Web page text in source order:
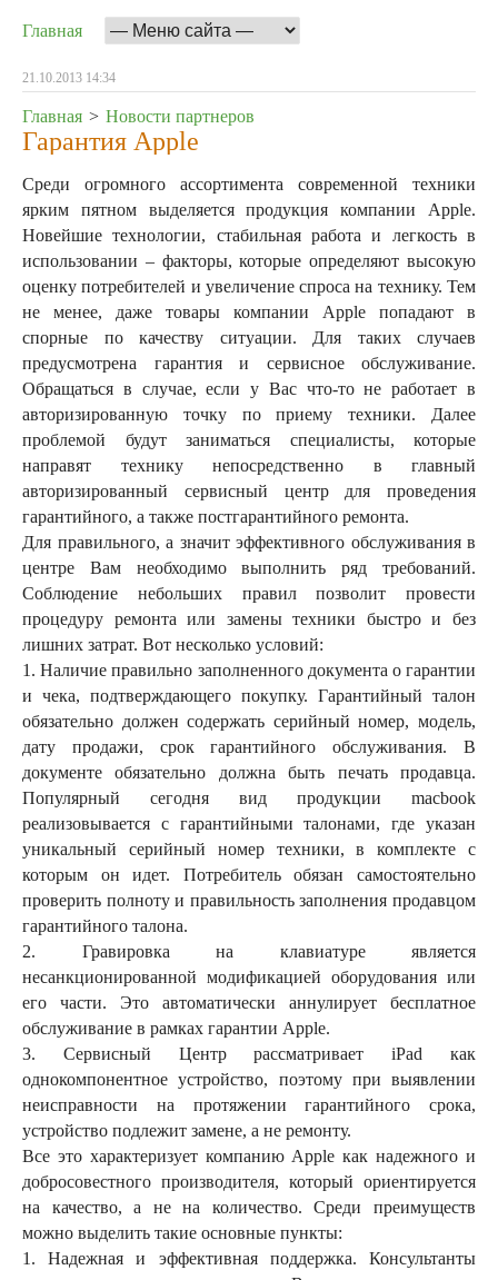
Главная
21.10.2013 14:34
Главная > Новости партнеров
Гарантия Apple
Среди огромного ассортимента современной техники
ярким пятном выделяется продукция компании Apple.
Новейшие технологии, стабильная работа и легкость в
использовании – факторы, которые определяют высокую
оценку потребителей и увеличение спроса на технику. Тем
не менее, даже товары компании Apple попадают в
спорные по качеству ситуации. Для таких случаев
предусмотрена гарантия и сервисное обслуживание.
Обращаться в случае, если у Вас что-то не работает в
авторизированную точку по приему техники. Далее
проблемой будут заниматься специалисты, которые
направят технику непосредственно в главный
авторизированный сервисный центр для проведения
гарантийного, а также постгарантийного ремонта.
Для правильного, а значит эффективного обслуживания в
центре Вам необходимо выполнить ряд требований.
Соблюдение небольших правил позволит провести
процедуру ремонта или замены техники быстро и без
лишних затрат. Вот несколько условий:
1. Наличие правильно заполненного документа о гарантии
и чека, подтверждающего покупку. Гарантийный талон
обязательно должен содержать серийный номер, модель,
дату продажи, срок гарантийного обслуживания. В
документе обязательно должна быть печать продавца.
Популярный сегодня вид продукции macbook
реализовывается с гарантийными талонами, где указан
уникальный серийный номер техники, в комплекте с
которым он идет. Потребитель обязан самостоятельно
проверить полноту и правильность заполнения продавцом
гарантийного талона.
2. Гравировка на клавиатуре является
несанкционированной модификацией оборудования или
его части. Это автоматически аннулирует бесплатное
обслуживание в рамках гарантии Apple.
3. Сервисный Центр рассматривает iPad как
однокомпонентное устройство, поэтому при выявлении
неисправности на протяжении гарантийного срока,
устройство подлежит замене, а не ремонту.
Все это характеризует компанию Apple как надежного и
добросовестного производителя, который ориентируется
на качество, а не на количество. Среди преимуществ
можно выделить такие основные пункты:
1. Надежная и эффективная поддержка. Консультанты